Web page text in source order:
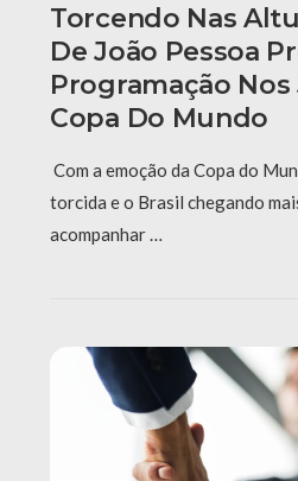
Torcendo Nas
De João Pessoa
Programação Nos
Copa Do Mundo
Com a emoção da Copa do
torcida e o Brasil chegando
acompanhar …